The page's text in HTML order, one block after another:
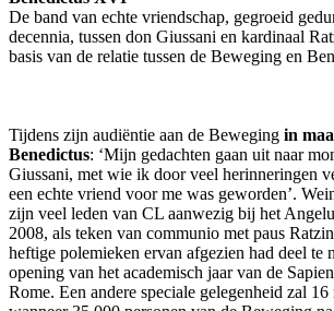
De band van echte vriendschap, gegroeid
decennia, tussen don Giussani en kardinaal
basis van de relatie tussen de Beweging en
Tijdens zijn audiëntie aan de Beweging in
Benedictus: ‘Mijn gedachten gaan uit naar
Giussani, met wie ik door veel herinneringen
een echte vriend voor me was geworden’.
zijn veel leden van CL aanwezig bij het
2008, als teken van communio met paus
heftige polemieken ervan afgezien had deel te
opening van het academisch jaar van de
Rome. Een andere speciale gelegenheid zal